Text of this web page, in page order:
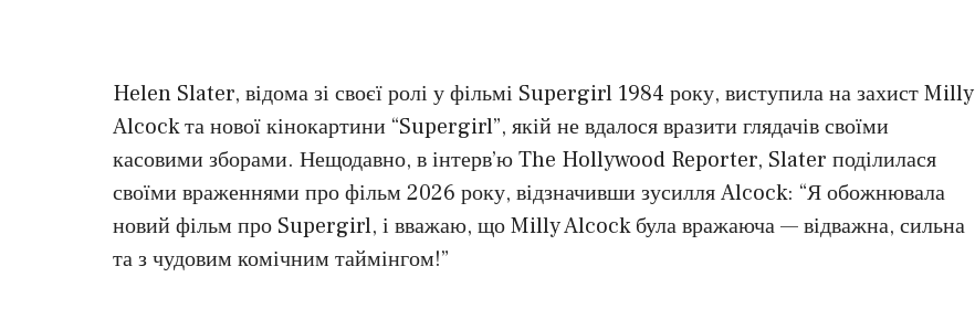
Helen Slater, відома зі своєї ролі у фільмі Supergirl 1984 року, виступила на захист Milly
Alcock та нової кінокартини “Supergirl”, якій не вдалося вразити глядачів своїми
касовими зборами. Нещодавно, в інтерв’ю The Hollywood Reporter, Slater поділилася
своїми враженнями про фільм 2026 року, відзначивши зусилля Alcock: “Я обожнювала
новий фільм про Supergirl, і вважаю, що Milly Alcock була вражаюча — відважна, сильна
та з чудовим комічним таймінгом!”